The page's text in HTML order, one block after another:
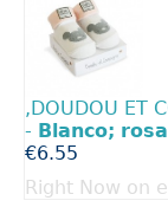
,DOUDOU ET
- Blanco; rosa
€6.55
Right Now on